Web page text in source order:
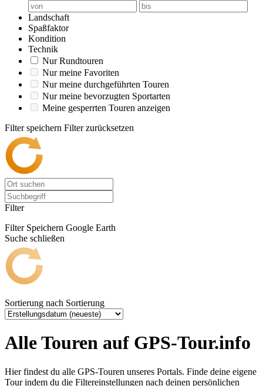
Landschaft
Spaßfaktor
Kondition
Technik
Nur Rundtouren
Nur meine Favoriten
Nur meine durchgeführten Touren
Nur meine bevorzugten Sportarten
Meine gesperrten Touren anzeigen
Filter speichern Filter zurücksetzen
Filter
Filter Speichern Google Earth
Suche schließen
Sortierung nach Sortierung
Alle Touren auf GPS-Tour.info
Hier findest du alle GPS-Touren unseres Portals. Finde deine eigene
Tour indem du die Filtereinstellungen nach deinen persönlichen